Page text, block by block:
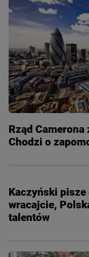
Rząd
Chodzi o
Kaczyński pisze
wracajcie,
talentów